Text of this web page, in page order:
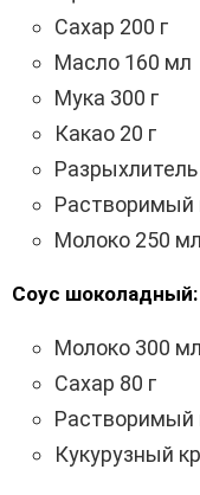
Сахар 200 г
Масло 160 мл
Мука 300 г
Какао 20 г
Разрыхлитель
Растворимый
Молоко 250 мл
Соус шоколадный:
Молоко 300 мл
Сахар 80 г
Растворимый
Кукурузный